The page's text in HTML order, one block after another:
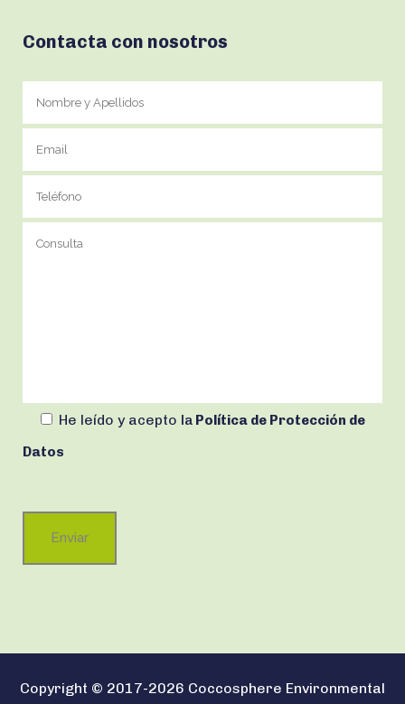
Contacta con nosotros
He leído y acepto la Política de Protección de
Datos
Copyright © 2017-2026 Coccosphere Environmental